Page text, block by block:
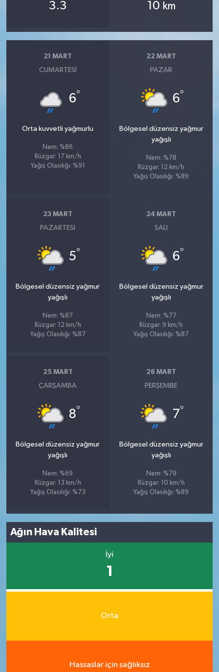
3.3 10 km
21 MART
CUMARTESI
6°
Orta kuvvetli yağmurlu
Nem: %86
Rüzgar: 17 km/h
Yağış Olasılığı: %91
22 MART
PAZAR
6°
Bölgesel düzensiz yağmur
yağışlı
Nem: %78
Rüzgar: 12 km/h
Yağış Olasılığı: %89
23 MART
PAZARTESI
5°
Bölgesel düzensiz yağmur
yağışlı
Nem: %87
Rüzgar: 12 km/h
Yağış Olasılığı: %87
24 MART
SALI
6°
Bölgesel düzensiz yağmur
yağışlı
Nem: %77
Rüzgar: 9 km/h
Yağış Olasılığı: %87
25 MART
ÇARŞAMBA
8°
Bölgesel düzensiz yağmur
yağışlı
Nem: %69
Rüzgar: 13 km/h
Yağış Olasılığı: %73
26 MART
PERŞEMBE
7°
Bölgesel düzensiz yağmur
yağışlı
Nem: %79
Rüzgar: 10 km/h
Yağış Olasılığı: %89
Ağın Hava Kalitesi
İyi
1
Orta
Hassaslar için sağlıksız